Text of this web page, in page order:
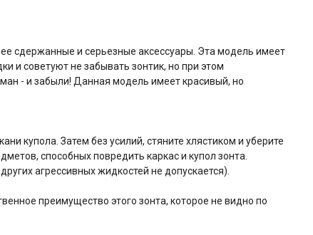
сдержанные и серьезные аксессуары. Эта модель имеет
и советуют не забывать зонтик, но при этом
- и забыли! Данная модель имеет красивый, но
купола. Затем без усилий, стяните хлястиком и уберите
способных повредить каркас и купол зонта.
агрессивных жидкостей не допускается).
преимущество этого зонта, которое не видно по